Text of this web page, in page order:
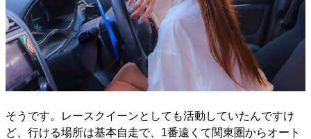
そうです。レースクイーンとしても活動していたんですけ
ど、行ける場所は基本自走で、1番遠くて関東圏からオート